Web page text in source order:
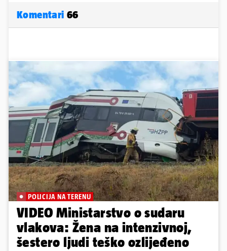
Komentari 66
POLICIJA NA TERENU
VIDEO Ministarstvo o sudaru
vlakova: Žena na intenzivnoj,
šestero ljudi teško ozlijeđeno